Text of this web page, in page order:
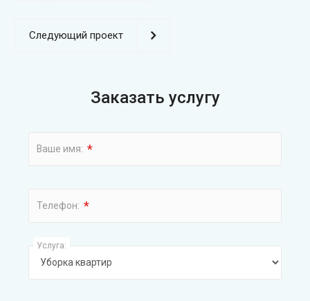
Следующий проект
Заказать услугу
Ваше имя: *
Телефон: *
Услуга: